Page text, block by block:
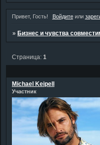
Привет, Гость! Войдитеили
» Бизнес и чувства
Страница:1
Michael Keipell
Участник